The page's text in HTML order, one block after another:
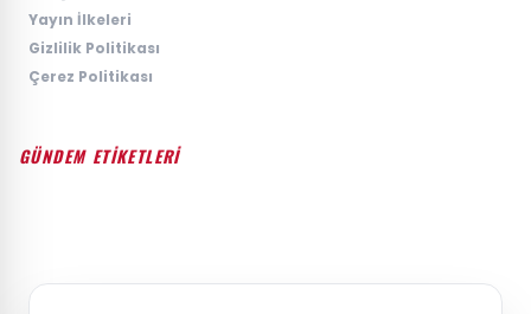
Yayın İlkeleri
Gizlilik Politikası
Çerez Politikası
GÜNDEM ETİKETLERİ